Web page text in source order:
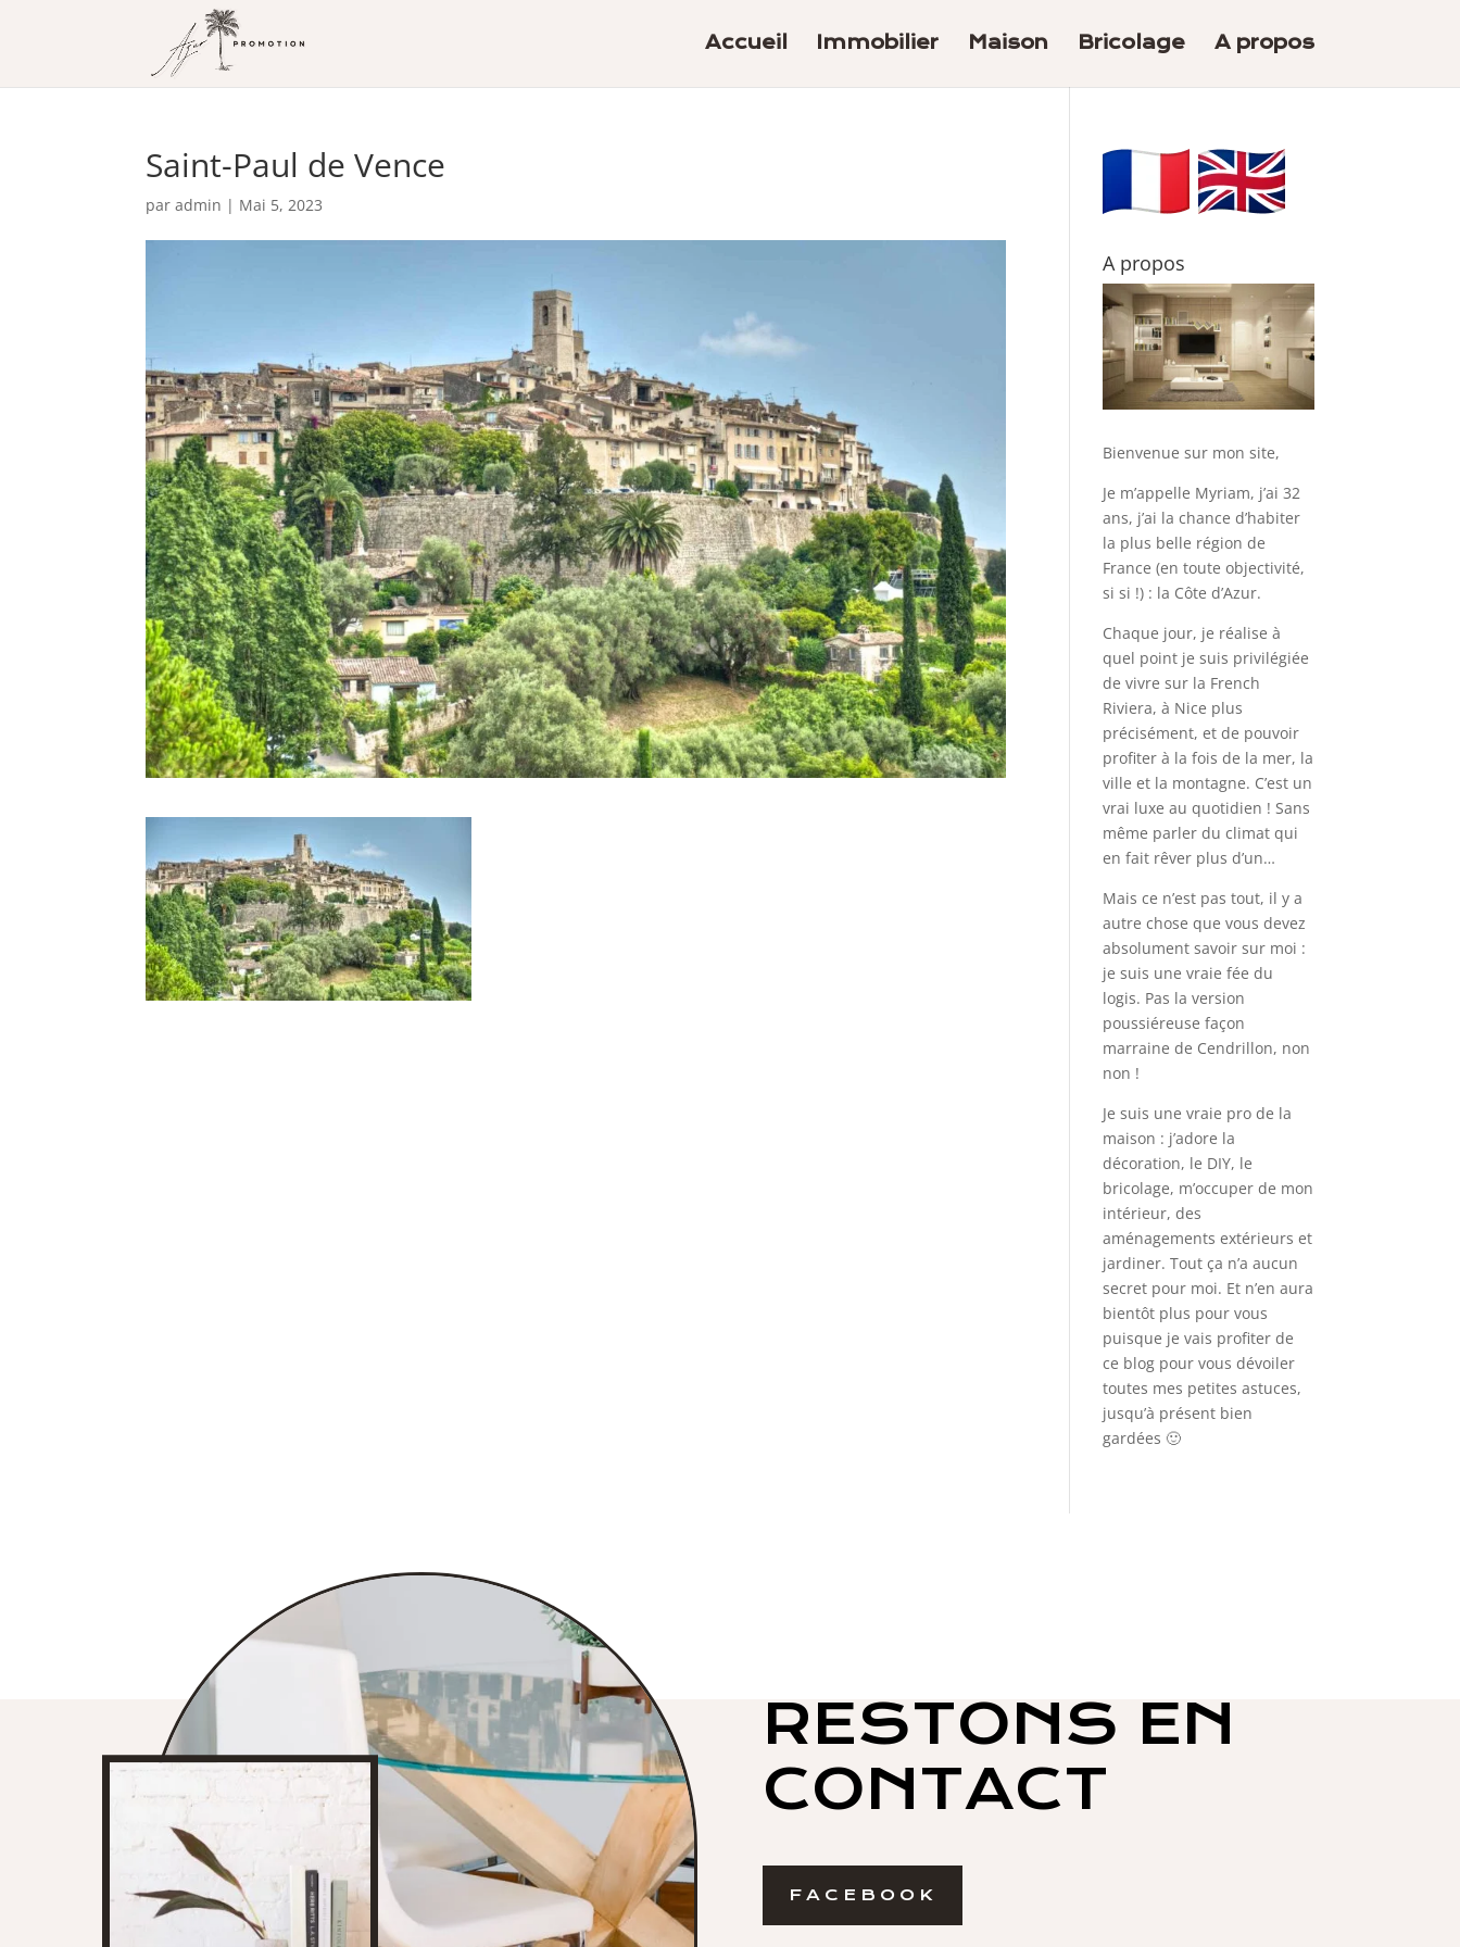
Accueil Immobilier Maison Bricolage A propos
Saint-Paul de Vence
paradmin | Mai 5, 2023
A propos
Bienvenue sur mon site,
Je m’appelle Myriam, j’ai 32
ans, j’ai la chance d’habiter
la plus belle région de
France (en toute objectivité,
si si !) : la Côte d’Azur.
Chaque jour, je réalise à
quel point je suis privilégiée
de vivre sur la French
Riviera, à Nice plus
précisément, et de pouvoir
profiter à la fois de la mer, la
ville et la montagne. C’est un
vrai luxe au quotidien ! Sans
même parler du climat qui
en fait rêver plus d’un…
Mais ce n’est pas tout, il y a
autre chose que vous devez
absolument savoir sur moi :
je suis une vraie fée du
logis. Pas la version
poussiéreuse façon
marraine de Cendrillon, non
non !
Je suis une vraie pro de la
maison : j’adore la
décoration, le DIY, le
bricolage, m’occuper de mon
intérieur, des
aménagements extérieurs et
jardiner. Tout ça n’a aucun
secret pour moi. Et n’en aura
bientôt plus pour vous
puisque je vais profiter de
ce blog pour vous dévoiler
toutes mes petites astuces,
jusqu’à présent bien
gardées 🙂
RESTONS EN
CONTACT
FACEBOOK